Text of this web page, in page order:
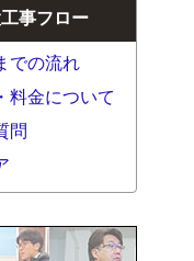
事フロー
での流れ
料金について
問